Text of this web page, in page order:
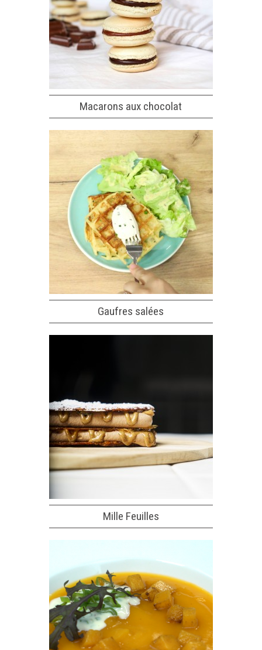
Macarons aux chocolat
Gaufres salées
Mille Feuilles